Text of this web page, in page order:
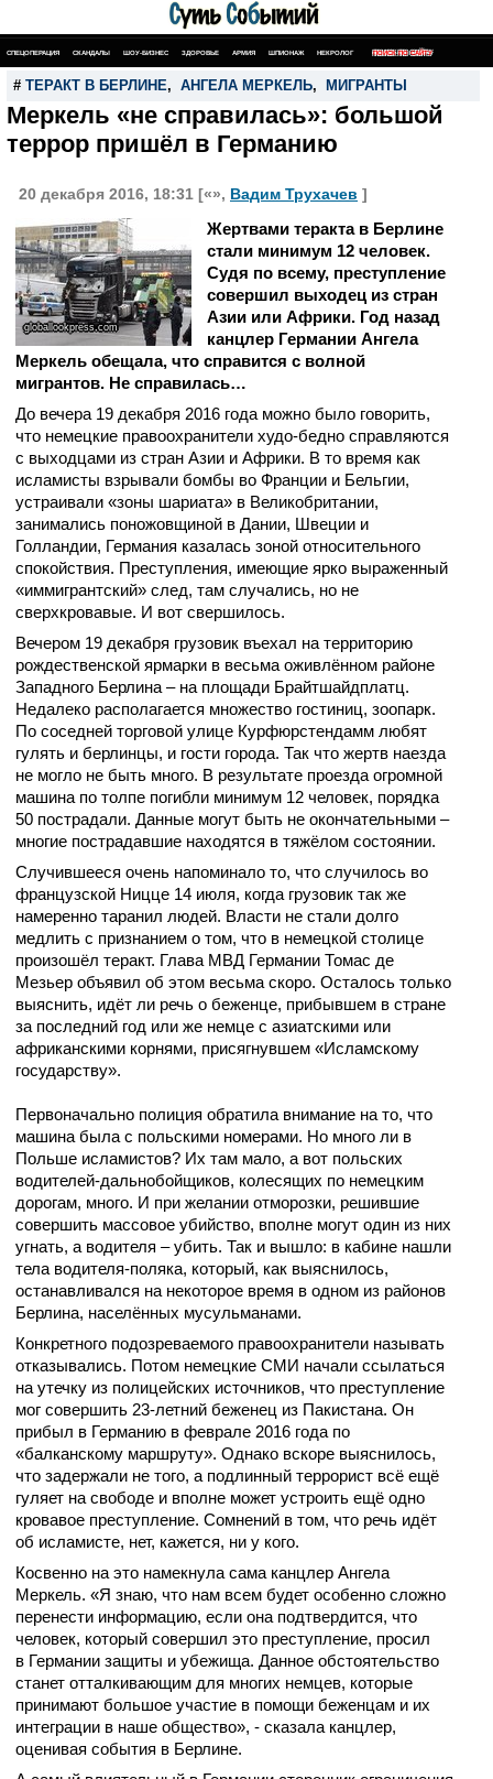
СПЕЦОПЕРАЦИЯ СКАНДАЛЫ ШОУ-БИЗНЕС ЗДОРОВЬЕ АРМИЯ ШПИОНАЖ НЕКРОЛОГ ПОИСК ПО САЙТУ
# ТЕРАКТ В БЕРЛИНЕ, АНГЕЛА МЕРКЕЛЬ, МИГРАНТЫ
Меркель «не справилась»: большой
террор пришёл в Германию
20 декабря 2016, 18:31 [«», Вадим Трухачев ]
globallookpress.com
Жертвами теракта в Берлине
стали минимум 12 человек.
Судя по всему, преступление
совершил выходец из стран
Азии или Африки. Год назад
канцлер Германии Ангела
Меркель обещала, что справится с волной
мигрантов. Не справилась…
До вечера 19 декабря 2016 года можно было говорить,
что немецкие правоохранители худо-бедно справляются
с выходцами из стран Азии и Африки. В то время как
исламисты взрывали бомбы во Франции и Бельгии,
устраивали «зоны шариата» в Великобритании,
занимались поножовщиной в Дании, Швеции и
Голландии, Германия казалась зоной относительного
спокойствия. Преступления, имеющие ярко выраженный
«иммигрантский» след, там случались, но не
сверхкровавые. И вот свершилось.
Вечером 19 декабря грузовик въехал на территорию
рождественской ярмарки в весьма оживлённом районе
Западного Берлина – на площади Брайтшайдплатц.
Недалеко располагается множество гостиниц, зоопарк.
По соседней торговой улице Курфюрстендамм любят
гулять и берлинцы, и гости города. Так что жертв наезда
не могло не быть много. В результате проезда огромной
машина по толпе погибли минимум 12 человек, порядка
50 пострадали. Данные могут быть не окончательными –
многие пострадавшие находятся в тяжёлом состоянии.
Случившееся очень напоминало то, что случилось во
французской Ницце 14 июля, когда грузовик так же
намеренно таранил людей. Власти не стали долго
медлить с признанием о том, что в немецкой столице
произошёл теракт. Глава МВД Германии Томас де
Мезьер объявил об этом весьма скоро. Осталось только
выяснить, идёт ли речь о беженце, прибывшем в стране
за последний год или же немце с азиатскими или
африканскими корнями, присягнувшем «Исламскому
государству».
Первоначально полиция обратила внимание на то, что
машина была с польскими номерами. Но много ли в
Польше исламистов? Их там мало, а вот польских
водителей-дальнобойщиков, колесящих по немецким
дорогам, много. И при желании отморозки, решившие
совершить массовое убийство, вполне могут один из них
угнать, а водителя – убить. Так и вышло: в кабине нашли
тела водителя-поляка, который, как выяснилось,
останавливался на некоторое время в одном из районов
Берлина, населённых мусульманами.
Конкретного подозреваемого правоохранители называть
отказывались. Потом немецкие СМИ начали ссылаться
на утечку из полицейских источников, что преступление
мог совершить 23-летний беженец из Пакистана. Он
прибыл в Германию в феврале 2016 года по
«балканскому маршруту». Однако вскоре выяснилось,
что задержали не того, а подлинный террорист всё ещё
гуляет на свободе и вполне может устроить ещё одно
кровавое преступление. Сомнений в том, что речь идёт
об исламисте, нет, кажется, ни у кого.
Косвенно на это намекнула сама канцлер Ангела
Меркель. «Я знаю, что нам всем будет особенно сложно
перенести информацию, если она подтвердится, что
человек, который совершил это преступление, просил
в Германии защиты и убежища. Данное обстоятельство
станет отталкивающим для многих немцев, которые
принимают большое участие в помощи беженцам и их
интеграции в наше общество», - сказала канцлер,
оценивая события в Берлине.